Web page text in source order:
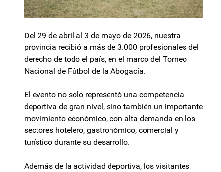
Del 29 de abril al 3 de mayo de 2026, nuestra
provincia recibió a más de 3.000 profesionales del
derecho de todo el país, en el marco del Torneo
Nacional de Fútbol de la Abogacía.
El evento no solo representó una competencia
deportiva de gran nivel, sino también un importante
movimiento económico, con alta demanda en los
sectores hotelero, gastronómico, comercial y
turístico durante su desarrollo.
Además de la actividad deportiva, los visitantes